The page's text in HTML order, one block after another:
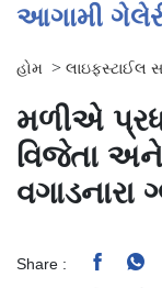
આગામી
હોમ > લાઇફસ્ટાઈલ
મળીએ
વિજેતા અને
Share :